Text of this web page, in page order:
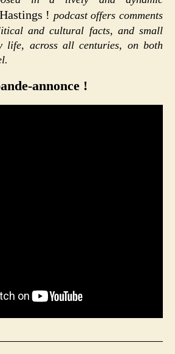
Hastings ! podcast offers comments
and cultural facts, and small
life, across all centuries, on both
annonce !